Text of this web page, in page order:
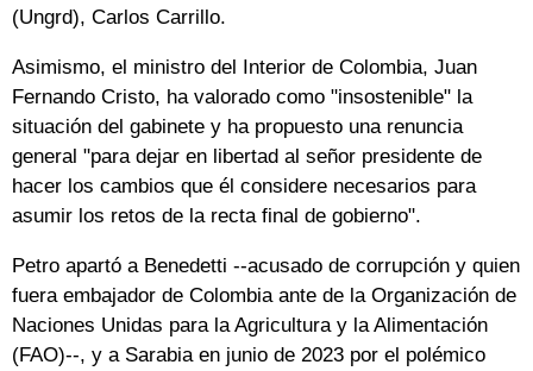
(Ungrd), Carlos Carrillo.
Asimismo, el ministro del Interior de Colombia, Juan
Fernando Cristo, ha valorado como "insostenible" la
situación del gabinete y ha propuesto una renuncia
general "para dejar en libertad al señor presidente de
hacer los cambios que él considere necesarios para
asumir los retos de la recta final de gobierno".
Petro apartó a Benedetti --acusado de corrupción y quien
fuera embajador de Colombia ante de la Organización de
Naciones Unidas para la Agricultura y la Alimentación
(FAO)--, y a Sarabia en junio de 2023 por el polémico